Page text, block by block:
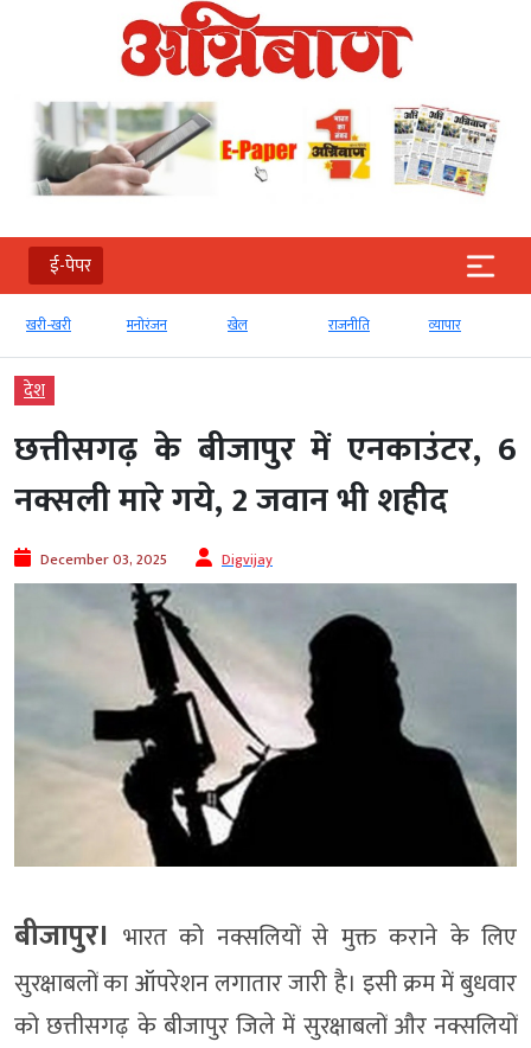
ई-पेपर
खरी-खरी मनोरंजन खेल राजनीति व्‍यापार
देश
छत्तीसगढ़ के बीजापुर में एनकाउंटर, 6
नक्सली मारे गये, 2 जवान भी शहीद
December 03, 2025 Digvijay
बीजापुर। भारत को नक्सलियों से मुक्त कराने के लिए
सुरक्षाबलों का ऑपरेशन लगातार जारी है। इसी क्रम में बुधवार
को छत्तीसगढ़ के बीजापुर जिले में सुरक्षाबलों और नक्सलियों